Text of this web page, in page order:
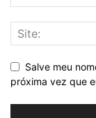
Salve meu
próxima vez que